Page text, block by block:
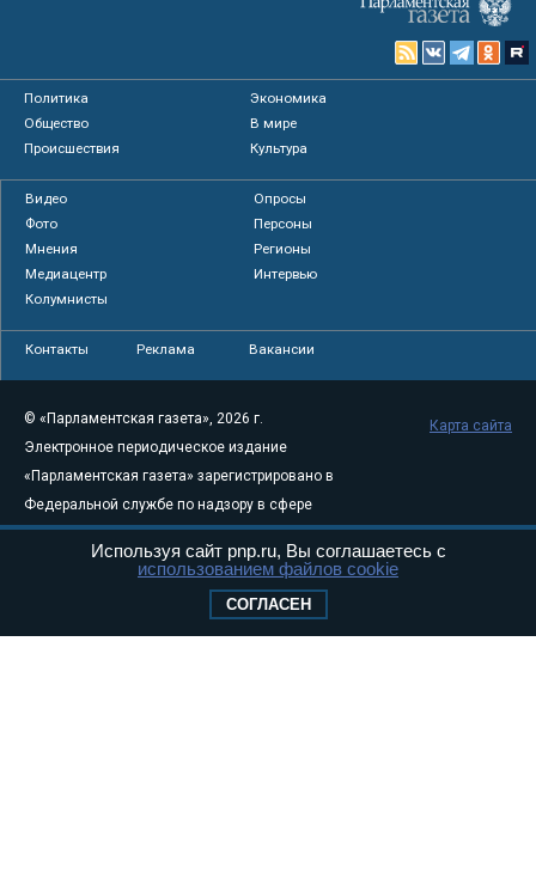
Политика
Экономика
Общество
В мире
Происшествия
Культура
Видео
Опросы
Фото
Персоны
Мнения
Регионы
Медиацентр
Интервью
Колумнисты
Контакты Реклама Вакансии
© «Парламентская газета», 2026 г.
Электронное периодическое издание
«Парламентская газета» зарегистрировано в
Федеральной службе по надзору в сфере
связи, информационных технологий и
массовых коммуникаций (Роскомнадзор) 05
Свидетельство о регистрации Эл № ФС77-
Карта сайта
Используя сайт pnp.ru, Вы соглашаетесь с
использованием файлов cookie
СОГЛАСЕН